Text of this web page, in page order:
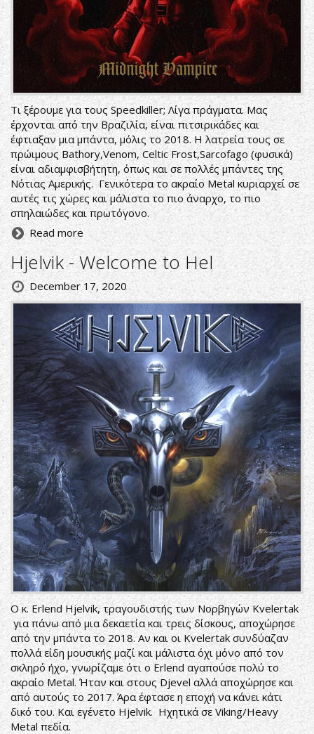
Τι ξέρουμε για τους Speedkiller; Λίγα πράγματα. Μας
έρχονται από την Βραζιλία, είναι πιτσιρικάδες και
έφτιαξαν μια μπάντα, μόλις το 2018. Η λατρεία τους σε
πρώιμους Bathory,Venom, Celtic Frost,Sarcofago (φυσικά)
είναι αδιαμφισβήτητη, όπως και σε πολλές μπάντες της
Νότιας Αμερικής. Γενικότερα το ακραίο Metal κυριαρχεί σε
αυτές τις χώρες και μάλιστα το πιο άναρχο, το πιο
σπηλαιώδες και πρωτόγονο.
Read more
Hjelvik - Welcome to Hel
December 17, 2020
Ο κ. Erlend Hjelvik, τραγουδιστής των Νορβηγών Kvelertak
για πάνω από μια δεκαετία και τρεις δίσκους, αποχώρησε
από την μπάντα το 2018. Αν και οι Kvelertak συνδύαζαν
πολλά είδη μουσικής μαζί και μάλιστα όχι μόνο από τον
σκληρό ήχο, γνωρίζαμε ότι ο Erlend αγαπούσε πολύ το
ακραίο Metal. Ήταν και στους Djevel αλλά αποχώρησε και
από αυτούς το 2017. Άρα έφτασε η εποχή να κάνει κάτι
δικό του. Και εγένετο Hjelvik. Ηχητικά σε Viking/Heavy
Metal πεδία.